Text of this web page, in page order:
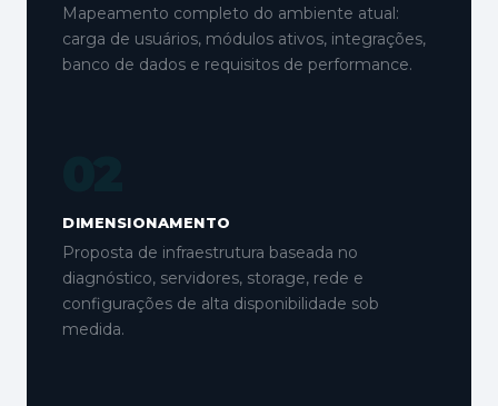
Mapeamento completo do ambiente atual:
carga de usuários, módulos ativos, integrações,
banco de dados e requisitos de performance.
DIMENSIONAMENTO
Proposta de infraestrutura baseada no
diagnóstico, servidores, storage, rede e
configurações de alta disponibilidade sob
medida.